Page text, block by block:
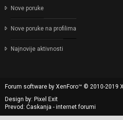
Nove poruke
Nove poruke na profilima
Najnovije aktivnosti
Forum software by XenForo™ © 2010-2019
Design by: Pixel Exit
Prevod: Ćaskanja - internet forumi